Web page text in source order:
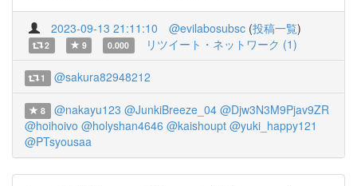
2023-09-13 21:11:10 @evilabosubsc (投稿一覧)
2 9 0.000 リツイート・ネットワーク (1)
1 @sakura82948212
8 @nakayu123 @JunkiBreeze_04 @Djw3N3M9Pjav9ZR
@hoihoivo @holyshan4646 @kaishoupt @yuki_happy121
@PTsyousaa